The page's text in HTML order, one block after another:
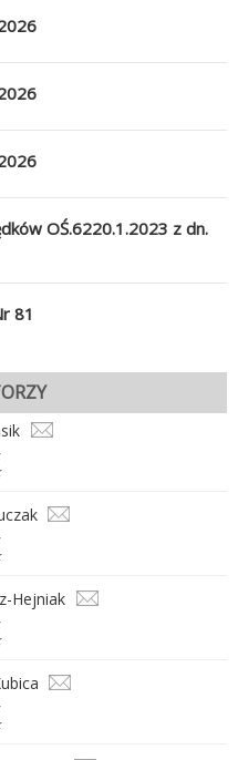
OŚ.6220.1.2023 z dn.
81
Hejniak